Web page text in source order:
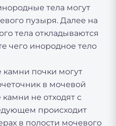
тела могут
пузыря. Далее на
тела откладываются
чего инородное тело
камни почки могут
в мочевой
не отходят с
происходит
в полости мочевого